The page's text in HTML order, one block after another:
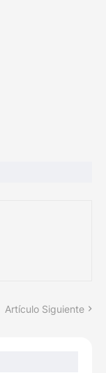
Artículo Siguiente